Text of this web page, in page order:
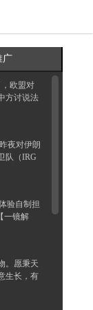
广
欧盟对
方讨说法
夜对伊朗
队（IRG
验自制担
一镜解
。愿秉天
生长，有